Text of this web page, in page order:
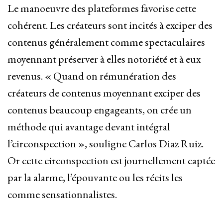
Le manoeuvre des plateformes favorise cette
cohérent. Les créateurs sont incités à exciper des
contenus généralement comme spectaculaires
moyennant préserver à elles notoriété et à eux
revenus. « Quand on rémunération des
créateurs de contenus moyennant exciper des
contenus beaucoup engageants, on crée un
méthode qui avantage devant intégral
l’circonspection », souligne Carlos Diaz Ruiz.
Or cette circonspection est journellement captée
par la alarme, l’épouvante ou les récits les
comme sensationnalistes.